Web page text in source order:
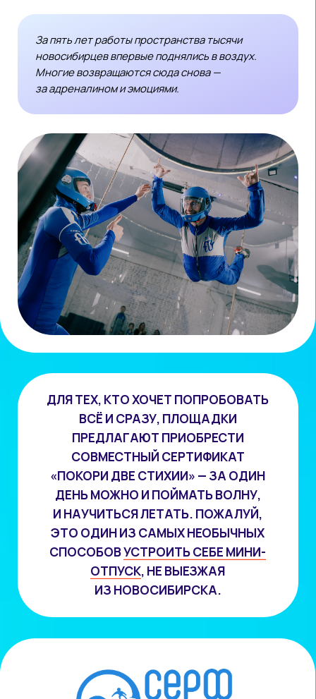
ул. Спартака, 5б
тел.:+7 (913) 390-33-88
Free Fly
САЙТ
САЙТ
К ДРУГИМ ИДЕЯМ